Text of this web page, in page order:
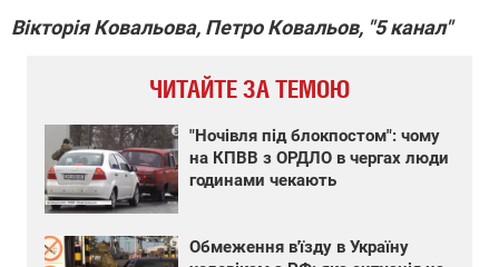
Вікторія Ковальова, Петро Ковальов, "5 канал"
ЧИТАЙТЕ ЗА ТЕМОЮ
"Ночівля під блокпостом": чому
на КПВВ з ОРДЛО в чергах люди
годинами чекають
Обмеження в'їзду в Україну